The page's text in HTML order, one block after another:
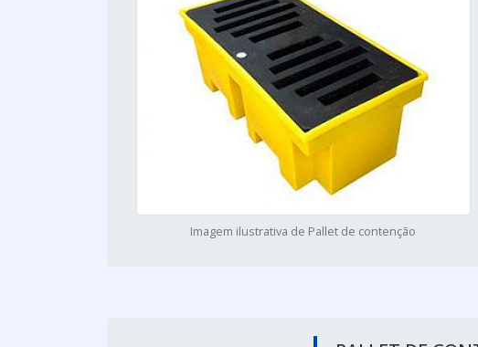
Imagem ilustrativa de Pallet de contenção